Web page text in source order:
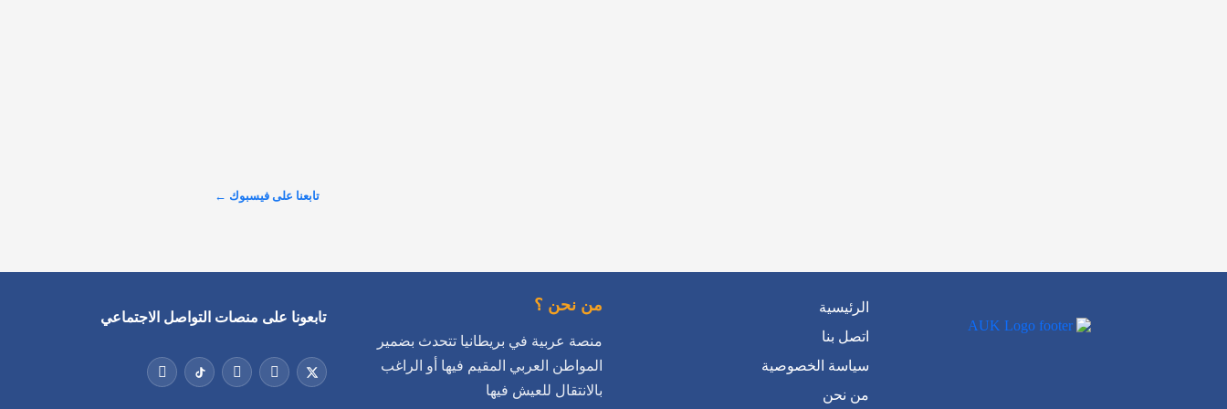
تابعنا على فيسبوك ←
الرئيسية
اتصل بنا
سياسة الخصوصية
من نحن
من نحن ؟
منصة عربية في بريطانيا تتحدث بضمير
المواطن العربي المقيم فيها أو الراغب
بالانتقال للعيش فيها
تابعونا على منصات التواصل الاجتماعي